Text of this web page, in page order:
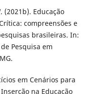
(2021b). Educação
compreensões e
brasileiras. In:
Pesquisa em
em Cenários para
na Educação